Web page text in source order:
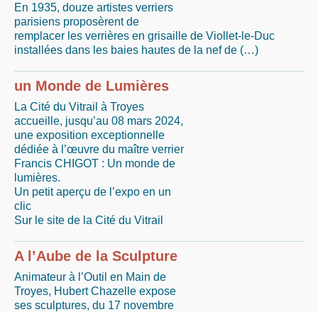
En 1935, douze artistes verriers
parisiens proposèrent de
remplacer les verrières en grisaille de Viollet-le-Duc
installées dans les baies hautes de la nef de (…)
un Monde de Lumières
La Cité du Vitrail à Troyes
accueille, jusqu’au 08 mars 2024,
une exposition exceptionnelle
dédiée à l’œuvre du maître verrier
Francis CHIGOT : Un monde de
lumières.
Un petit aperçu de l’expo en un
clic
Sur le site de la Cité du Vitrail
A l’Aube de la Sculpture
Animateur à l’Outil en Main de
Troyes, Hubert Chazelle expose
ses sculptures, du 17 novembre